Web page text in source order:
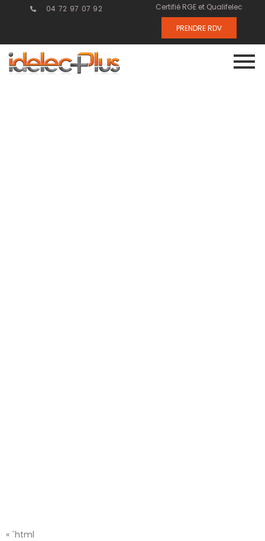
04 72 97 07 92 Certifié RGE et Qualifelec
PRENDRE RDV
« `html